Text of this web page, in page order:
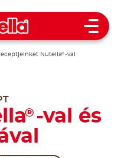
Open
Nutella®-val
® -val és